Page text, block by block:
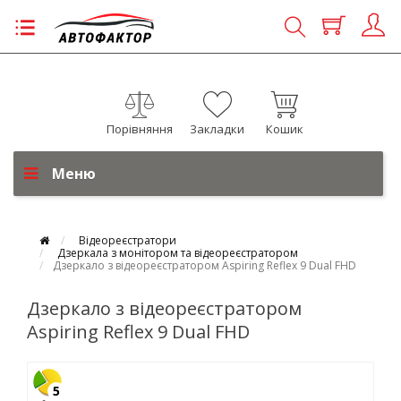
Порівняння Закладки Кошик
Меню
Відеореєстратори
Дзеркала з монітором та відеореєстратором
Дзеркало з відеореєстратором Aspiring Reflex 9 Dual FHD
Дзеркало з відеореєстратором
Aspiring Reflex 9 Dual FHD
5